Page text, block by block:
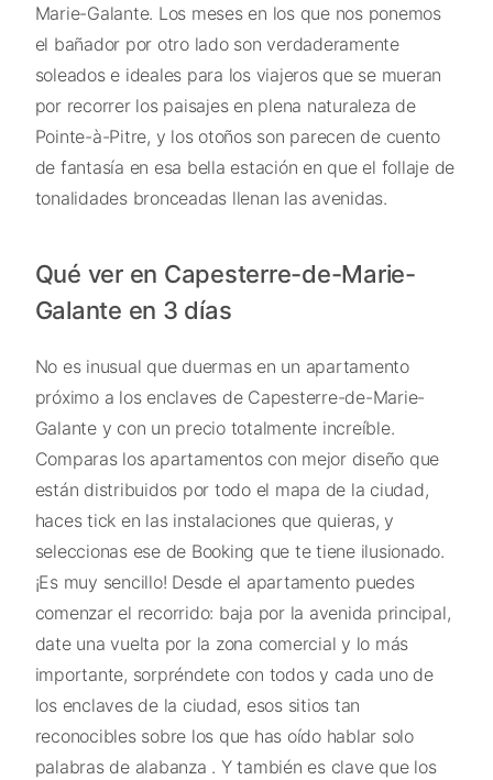
Marie-Galante. Los meses en los que nos ponemos
el bañador por otro lado son verdaderamente
soleados e ideales para los viajeros que se mueran
por recorrer los paisajes en plena naturaleza de
Pointe-à-Pitre, y los otoños son parecen de cuento
de fantasía en esa bella estación en que el follaje de
tonalidades bronceadas llenan las avenidas.
Qué ver en Capesterre-de-Marie-
Galante en 3 días
No es inusual que duermas en un apartamento
próximo a los enclaves de Capesterre-de-Marie-
Galante y con un precio totalmente increíble.
Comparas los apartamentos con mejor diseño que
están distribuidos por todo el mapa de la ciudad,
haces tick en las instalaciones que quieras, y
seleccionas ese de Booking que te tiene ilusionado.
¡Es muy sencillo! Desde el apartamento puedes
comenzar el recorrido: baja por la avenida principal,
date una vuelta por la zona comercial y lo más
importante, sorpréndete con todos y cada uno de
los enclaves de la ciudad, esos sitios tan
reconocibles sobre los que has oído hablar solo
palabras de alabanza . Y también es clave que los